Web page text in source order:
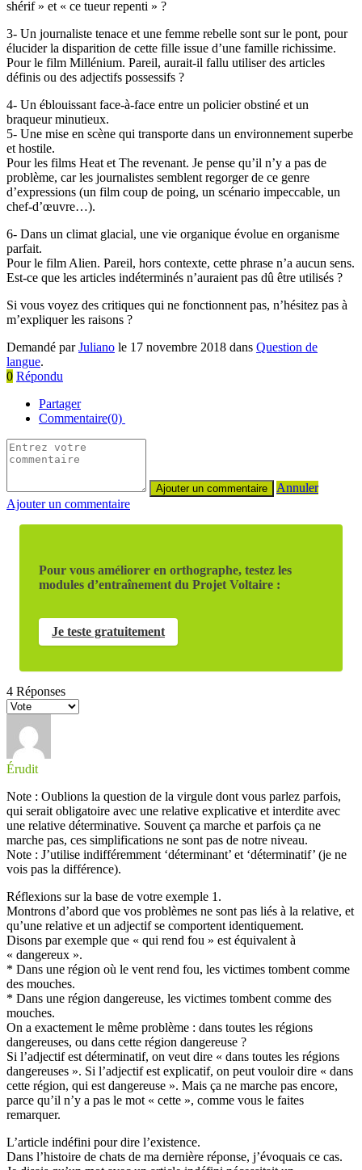
shérif » et « ce tueur repenti » ?
3- Un journaliste tenace et une femme rebelle sont sur le pont, pour
élucider la disparition de cette fille issue d’une famille richissime.
Pour le film Millénium. Pareil, aurait-il fallu utiliser des articles
définis ou des adjectifs possessifs ?
4- Un éblouissant face-à-face entre un policier obstiné et un
braqueur minutieux.
5- Une mise en scène qui transporte dans un environnement superbe
et hostile.
Pour les films Heat et The revenant. Je pense qu’il n’y a pas de
problème, car les journalistes semblent regorger de ce genre
d’expressions (un film coup de poing, un scénario impeccable, un
chef-d’œuvre…).
6- Dans un climat glacial, une vie organique évolue en organisme
parfait.
Pour le film Alien. Pareil, hors contexte, cette phrase n’a aucun sens.
Est-ce que les articles indéterminés n’auraient pas dû être utilisés ?
Si vous voyez des critiques qui ne fonctionnent pas, n’hésitez pas à
m’expliquer les raisons ?
Demandé parJuliano le 17 novembre 2018 dans Question de
langue.
0 Répondu
Partager
Commentaire(0)
Annuler
Ajouter un commentaire
Pour vous améliorer en orthographe, testez les
modules d’entraînement du Projet Voltaire :
Je teste gratuitement
4 Réponses
Érudit
Note : Oublions la question de la virgule dont vous parlez parfois,
qui serait obligatoire avec une relative explicative et interdite avec
une relative déterminative. Souvent ça marche et parfois ça ne
marche pas, ces simplifications ne sont pas de notre niveau.
Note : J’utilise indifféremment ‘déterminant’ et ‘déterminatif’ (je ne
vois pas la différence).
Réflexions sur la base de votre exemple 1.
Montrons d’abord que vos problèmes ne sont pas liés à la relative, et
qu’une relative et un adjectif se comportent identiquement.
Disons par exemple que « qui rend fou » est équivalent à
« dangereux ».
* Dans une région où le vent rend fou, les victimes tombent comme
des mouches.
* Dans une région dangereuse, les victimes tombent comme des
mouches.
On a exactement le même problème : dans toutes les régions
dangereuses, ou dans cette région dangereuse ?
Si l’adjectif est déterminatif, on veut dire « dans toutes les régions
dangereuses ». Si l’adjectif est explicatif, on peut vouloir dire « dans
cette région, qui est dangereuse ». Mais ça ne marche pas encore,
parce qu’il n’y a pas le mot « cette », comme vous le faites
remarquer.
L’article indéfini pour dire l’existence.
Dans l’histoire de chats de ma dernière réponse, j’évoquais ce cas.